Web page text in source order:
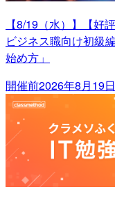
【8/19（水）】【好
ビジネス職向け初級
始め方」
開催前2026年8月19